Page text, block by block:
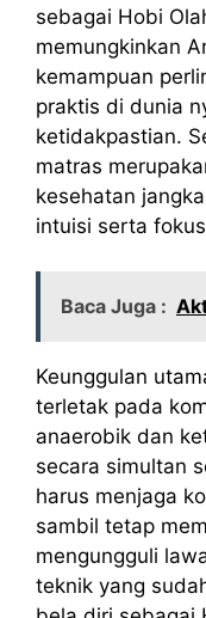
sebagai Hobi
memungkinkan
kemampuan
praktis di dunia
ketidakpastian.
matras
kesehatan
intuisi serta
Baca Juga :
Keunggulan
terletak pada
anaerobik dan
secara simultan
harus menjaga
sambil tetap
mengungguli
teknik yang